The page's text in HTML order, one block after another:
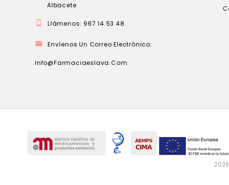
Albacete
 Llámenos: 967 14 53 48
 Envíenos Un Correo Electrónico:
Info@farmaciaeslava.com